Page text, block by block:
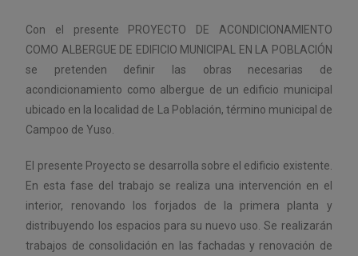
Con el presente PROYECTO DE ACONDICIONAMIENTO
COMO ALBERGUE DE EDIFICIO MUNICIPAL EN LA POBLACIÓN
se pretenden definir las obras necesarias de
acondicionamiento como albergue de un edificio municipal
ubicado en la localidad de La Población, término municipal de
Campoo de Yuso.
El presente Proyecto se desarrolla sobre el edificio existente.
En esta fase del trabajo se realiza una intervención en el
interior, renovando los forjados de la primera planta y
distribuyendo los espacios para su nuevo uso. Se realizarán
trabajos de consolidación en las fachadas y renovación de